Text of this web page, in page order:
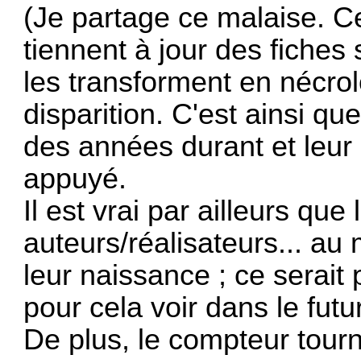
(Je partage ce malaise.
tiennent à jour des fiches
les transforment en
disparition. C'est ainsi
des années durant et
appuyé.
Il est vrai par ailleurs que
auteurs/réalisateurs... au
leur naissance ; ce serait
pour cela voir dans le
De plus, le compteur